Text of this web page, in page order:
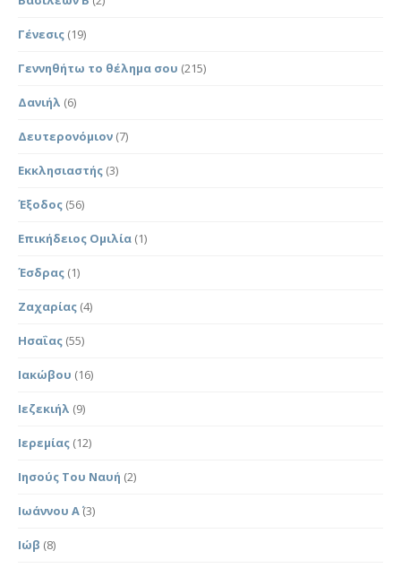
Γένεσις (19)
Γεννηθήτω το θέλημα σου (215)
Δανιήλ (6)
Δευτερονόμιον (7)
Εκκλησιαστής (3)
Έξοδος (56)
Επικήδειος Ομιλία (1)
Έσδρας (1)
Ζαχαρίας (4)
Ησαΐας (55)
Ιακώβου (16)
Ιεζεκιήλ (9)
Ιερεμίας (12)
Ιησούς Του Ναυή (2)
Ιωάννου Α΄(3)
Ιώβ (8)